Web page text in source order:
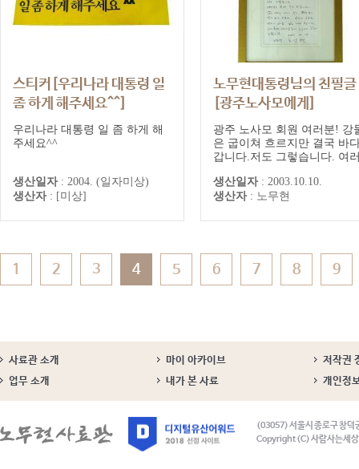
스티커[우리나라 대통령 일
좀 하게 해주세요^^]
우리나라 대통령 일 좀 하게 해
주세요^^
생산일자 : 2004. (일자미상)
생산자 : [미상]
노무현대통령님의 친필글
[광주노사모에게]
광주 노사모 회원 여러분! 강
은 굽이쳐 흐르지만 결국 바
갑니다.저도 그렇습니다. 여
람이 이기고, 지고, 환호하고
담하는 가운데, 나라와 국민
다.다시 한번 여러분들의 노
령 노무현
생산일자 : 2003.10.10.
생산자 : 노무현
1 2 3 4 5 6 7 8 9
사료관 소개 마이 아카이브
저작권
업무 소개
내가 본 사료 개인정
(03057) 서울시 종로구 창덕
Copyright (C) 사람사는세